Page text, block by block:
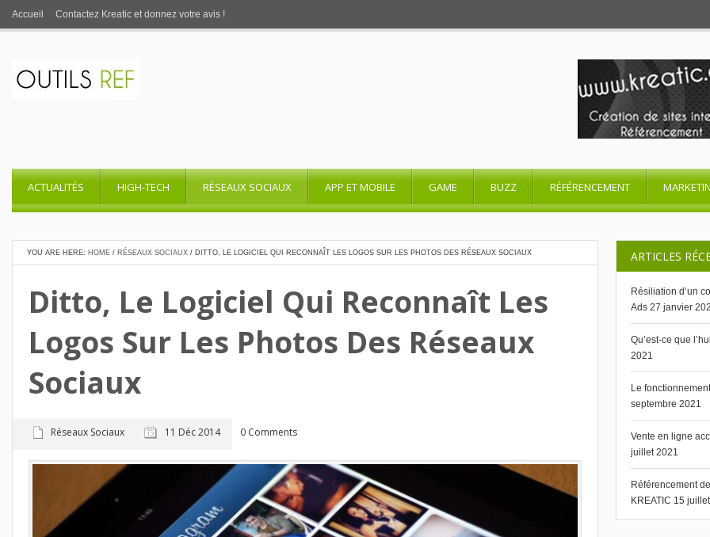
Accueil Contactez Kreatic et donnez votre avis !
ACTUALITÉS HIGH-TECH RÉSEAUX SOCIAUX APP ET MOBILE GAME BUZZ RÉFÉRENCEMENT
ARTICLES
Résiliation d’un
Ads 27 janvier
Qu’est-ce que
2021
Le
septembre 2021
Vente en ligne
juillet 2021
Référencement
KREATIC 15
YOU ARE HERE: HOME / RÉSEAUX SOCIAUX / DITTO, LE LOGICIEL QUI RECONNAÎT LES LOGOS SUR LES PHOTOS DES RÉSEAUX SOCIAUX
Ditto, Le Logiciel Qui Reconnaît Les
Logos Sur Les Photos Des Réseaux
Sociaux
Réseaux Sociaux 11 Déc 2014 0 Comments